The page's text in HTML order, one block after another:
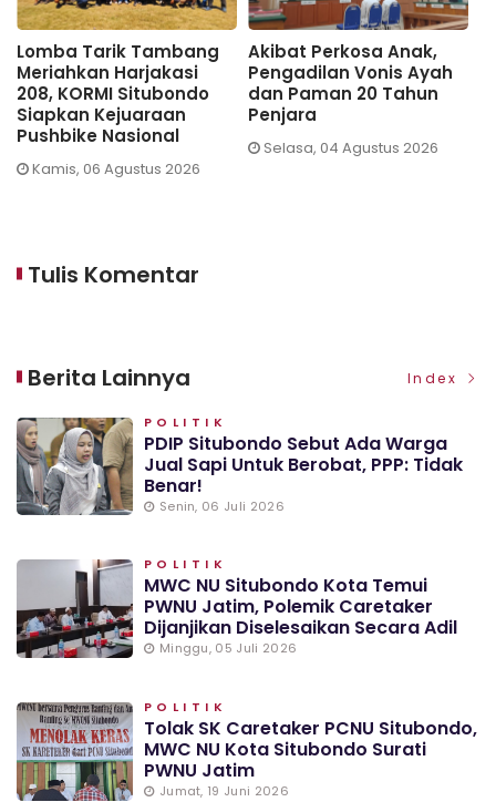
Lomba Tarik Tambang
Meriahkan Harjakasi
208, KORMI Situbondo
Siapkan Kejuaraan
Pushbike Nasional
Kamis, 06 Agustus 2026
Akibat Perkosa Anak,
Pengadilan Vonis Ayah
dan Paman 20 Tahun
Penjara
Selasa, 04 Agustus 2026
Tulis Komentar
Berita Lainnya Index
POLITIK
PDIP Situbondo Sebut Ada Warga
Jual Sapi Untuk Berobat, PPP: Tidak
Benar!
Senin, 06 Juli 2026
POLITIK
MWC NU Situbondo Kota Temui
PWNU Jatim, Polemik Caretaker
Dijanjikan Diselesaikan Secara Adil
Minggu, 05 Juli 2026
POLITIK
Tolak SK Caretaker PCNU Situbondo,
MWC NU Kota Situbondo Surati
PWNU Jatim
Jumat, 19 Juni 2026